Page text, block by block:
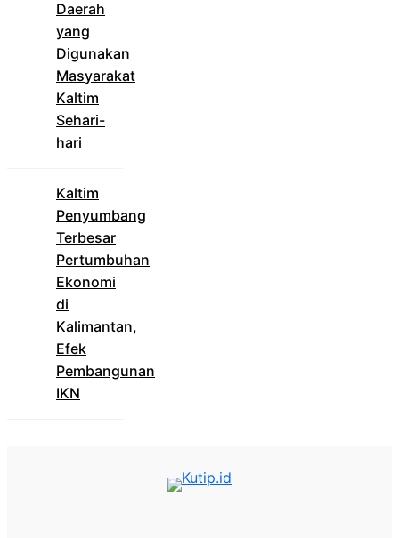
Daerah
yang
Digunakan
Masyarakat
Kaltim
Sehari-
hari
Kaltim
Penyumbang
Terbesar
Pertumbuhan
Ekonomi
di
Kalimantan,
Efek
Pembangunan
IKN